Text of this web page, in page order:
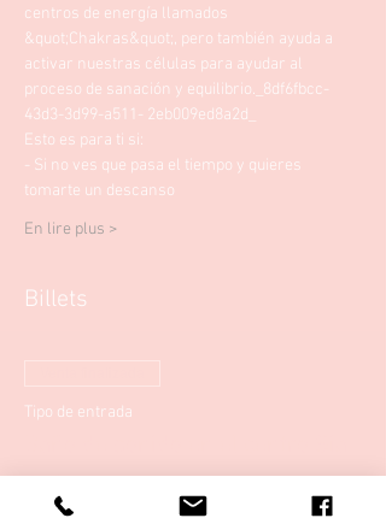
centros de energía llamados
&quot;Chakras&quot;, pero también ayuda a
activar nuestras células para ayudar al
proceso de sanación y equilibrio._8df6fbcc-
43d3-3d99-a511- 2eb009ed8a2d_
Esto es para ti si:
- Si no ves que pasa el tiempo y quieres
tomarte un descanso
En lire plus >
Billets
Tipo de entrada
Zen